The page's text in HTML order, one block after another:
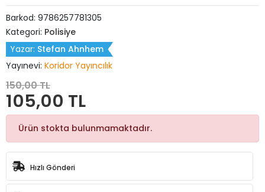
Barkod: 9786257781305
Kategori: Polisiye
Yazar: Stefan Ahnhem
Yayınevi: Koridor Yayıncılık
150,00 TL
105,00 TL
Ürün stokta bulunmamaktadır.
Hızlı Gönderi